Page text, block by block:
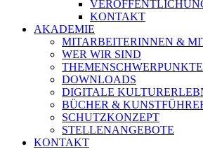
KONTAKT
AKADEMIE
MITARBEITERINNEN &
WER WIR SIND
THEMENSCHWERPUNKTE
DOWNLOADS
DIGITALE
BÜCHER &
SCHUTZKONZEPT
STELLENANGEBOTE
KONTAKT